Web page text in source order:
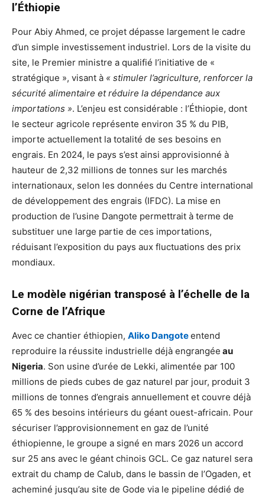
l’Éthiopie
Pour Abiy Ahmed, ce projet dépasse largement le cadre
d’un simple investissement industriel. Lors de la visite du
site, le Premier ministre a qualifié l’initiative de «
stratégique », visant à « stimuler l’agriculture, renforcer la
sécurité alimentaire et réduire la dépendance aux
importations ». L’enjeu est considérable : l’Éthiopie, dont
le secteur agricole représente environ 35 % du PIB,
importe actuellement la totalité de ses besoins en
engrais. En 2024, le pays s’est ainsi approvisionné à
hauteur de 2,32 millions de tonnes sur les marchés
internationaux, selon les données du Centre international
de développement des engrais (IFDC). La mise en
production de l’usine Dangote permettrait à terme de
substituer une large partie de ces importations,
réduisant l’exposition du pays aux fluctuations des prix
mondiaux.
Le modèle nigérian transposé à l’échelle de la
Corne de l’Afrique
Avec ce chantier éthiopien, Aliko Dangoteentend
reproduire la réussite industrielle déjà engrangée au
Nigeria. Son usine d’urée de Lekki, alimentée par 100
millions de pieds cubes de gaz naturel par jour, produit 3
millions de tonnes d’engrais annuellement et couvre déjà
65 % des besoins intérieurs du géant ouest-africain. Pour
sécuriser l’approvisionnement en gaz de l’unité
éthiopienne, le groupe a signé en mars 2026 un accord
sur 25 ans avec le géant chinois GCL. Ce gaz naturel sera
extrait du champ de Calub, dans le bassin de l’Ogaden, et
acheminé jusqu’au site de Gode via le pipeline dédié de